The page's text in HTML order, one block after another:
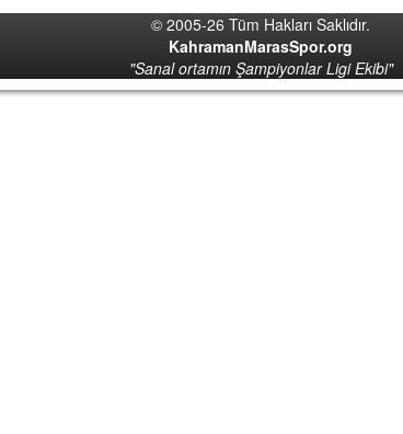
© 2005-26 Tüm Hakları Saklıdır.
KahramanMarasSpor.org
"Sanal ortamın Şampiyonlar Ligi Ekibi"